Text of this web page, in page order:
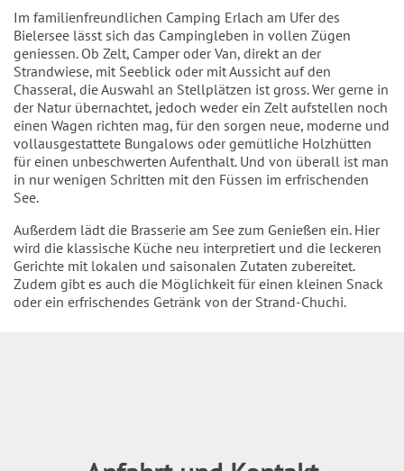
Einleitung
Im familienfreundlichen Camping Erlach am Ufer des
Bielersee lässt sich das Campingleben in vollen Zügen
geniessen. Ob Zelt, Camper oder Van, direkt an der
Strandwiese, mit Seeblick oder mit Aussicht auf den
Chasseral, die Auswahl an Stellplätzen ist gross. Wer gerne in
der Natur übernachtet, jedoch weder ein Zelt aufstellen noch
einen Wagen richten mag, für den sorgen neue, moderne und
vollausgestattete Bungalows oder gemütliche Holzhütten
für einen unbeschwerten Aufenthalt. Und von überall ist man
in nur wenigen Schritten mit den Füssen im erfrischenden
See.
Außerdem lädt die Brasserie am See zum Genießen ein. Hier
wird die klassische Küche neu interpretiert und die leckeren
Gerichte mit lokalen und saisonalen Zutaten zubereitet.
Zudem gibt es auch die Möglichkeit für einen kleinen Snack
oder ein erfrischendes Getränk von der Strand-Chuchi.